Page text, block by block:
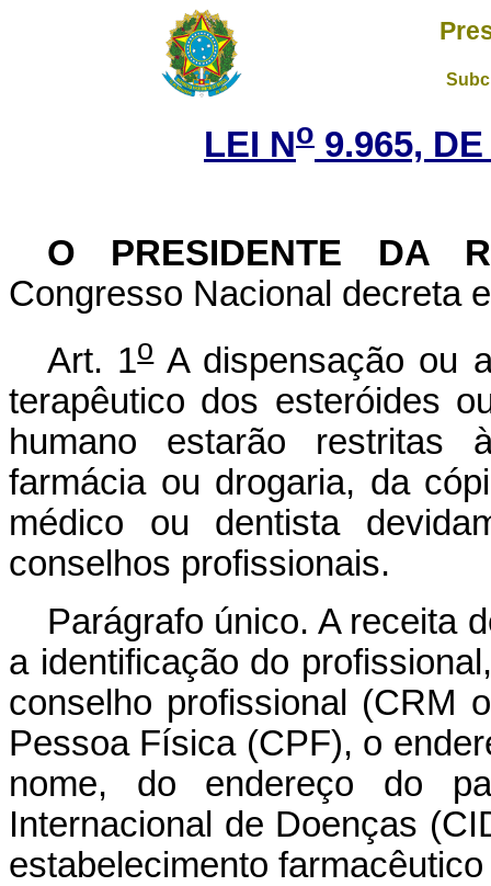
LEI No 9.965,
O PRESIDENTE DA
Congresso Nacional decreta
Art. 1oA dispensação ou
terapêutico dos esteróides
humano estarão restritas
farmácia ou drogaria, da
médico ou dentista
conselhos profissionais.
Parágrafo único. A receita
a identificação do
conselho profissional (CRM
Pessoa Física (CPF), o
nome, do endereço do
Internacional de Doenças
estabelecimento